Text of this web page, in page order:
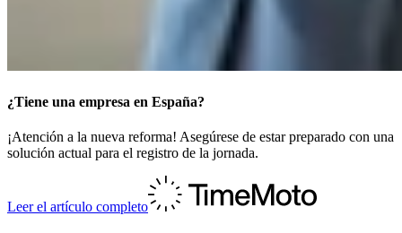
¿Tiene una empresa en España?
¡Atención a la nueva reforma! Asegúrese de estar preparado con una
solución actual para el registro de la jornada.
Leer el artículo completo